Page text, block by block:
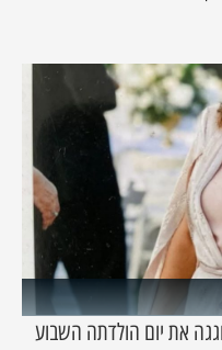
את יום הולדתה השבוע